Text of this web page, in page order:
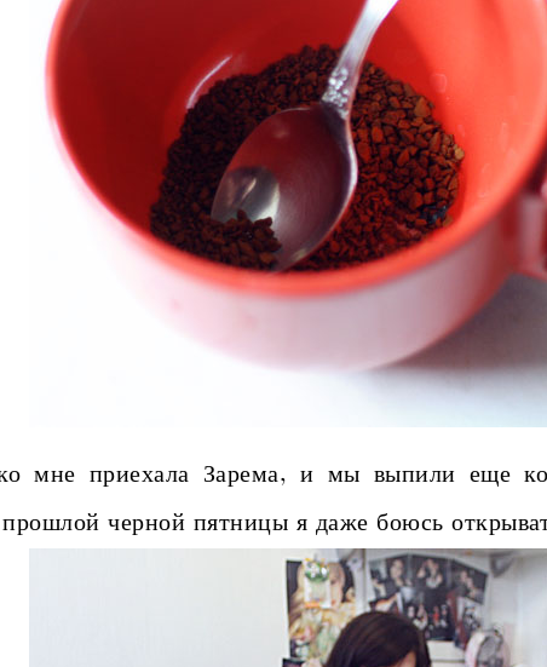
приехала Зарема, и мы выпили еще
черной пятницы я даже боюсь